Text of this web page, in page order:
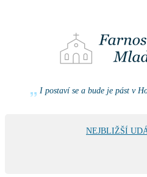
I postaví se a bude je pást v
NEJBLIŽŠÍ